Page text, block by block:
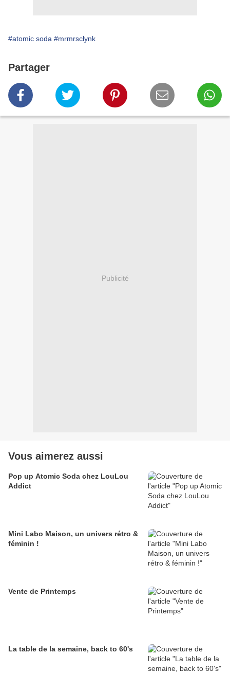
#atomic soda #mrmrsclynk
Partager
Publicité
Vous aimerez aussi
Pop up Atomic Soda chez LouLou
Addict
Mini Labo Maison, un univers rétro &
féminin !
Vente de Printemps
La table de la semaine, back to 60's